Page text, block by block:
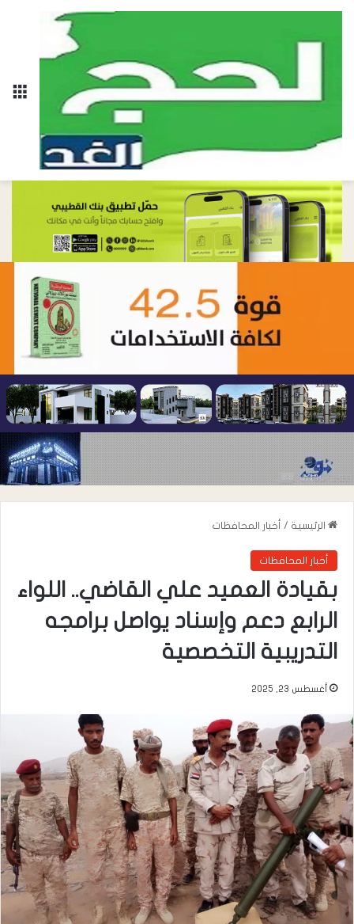
الرئيسية / أخبار المحافظات
أخبار المحافظات
بقيادة العميد علي القاضي.. اللواء
الرابع دعم وإسناد يواصل برامجه
التدريبية التخصصية
أغسطس 23, 2025